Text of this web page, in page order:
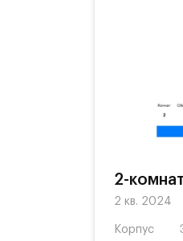
2-
2 кв. 2024
Корпус